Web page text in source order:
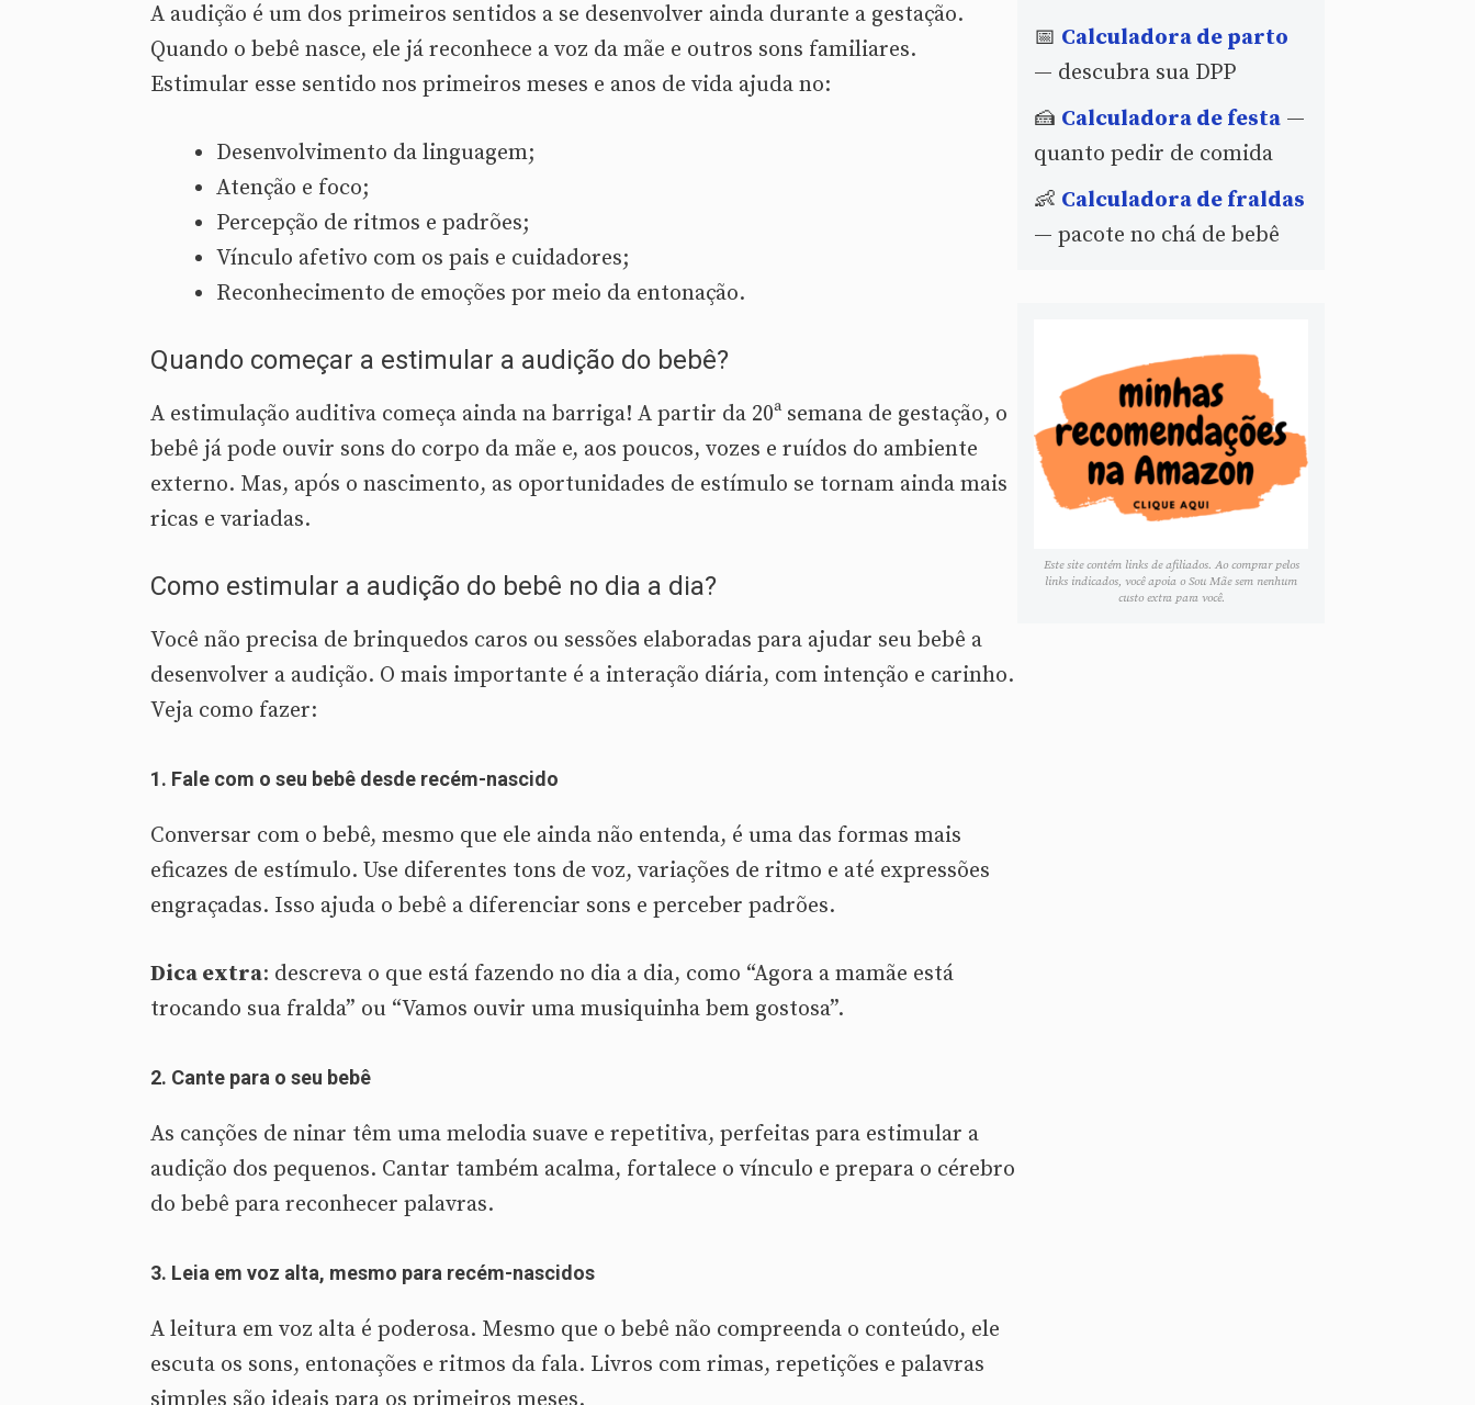
A audição é um dos primeiros sentidos a se desenvolver ainda durante a gestação.
Quando o bebê nasce, ele já reconhece a voz da mãe e outros sons familiares.
Estimular esse sentido nos primeiros meses e anos de vida ajuda no:
Desenvolvimento da linguagem;
Atenção e foco;
Percepção de ritmos e padrões;
Vínculo afetivo com os pais e cuidadores;
Reconhecimento de emoções por meio da entonação.
Quando começar a estimular a audição do bebê?
A estimulação auditiva começa ainda na barriga! A partir da 20ª semana de gestação, o
bebê já pode ouvir sons do corpo da mãe e, aos poucos, vozes e ruídos do ambiente
externo. Mas, após o nascimento, as oportunidades de estímulo se tornam ainda mais
ricas e variadas.
Como estimular a audição do bebê no dia a dia?
Você não precisa de brinquedos caros ou sessões elaboradas para ajudar seu bebê a
desenvolver a audição. O mais importante é a interação diária, com intenção e carinho.
Veja como fazer:
1. Fale com o seu bebê desde recém-nascido
Conversar com o bebê, mesmo que ele ainda não entenda, é uma das formas mais
eficazes de estímulo. Use diferentes tons de voz, variações de ritmo e até expressões
engraçadas. Isso ajuda o bebê a diferenciar sons e perceber padrões.
Dica extra: descreva o que está fazendo no dia a dia, como “Agora a mamãe está
trocando sua fralda” ou “Vamos ouvir uma musiquinha bem gostosa”.
2. Cante para o seu bebê
As canções de ninar têm uma melodia suave e repetitiva, perfeitas para estimular a
audição dos pequenos. Cantar também acalma, fortalece o vínculo e prepara o cérebro
do bebê para reconhecer palavras.
3. Leia em voz alta, mesmo para recém-nascidos
A leitura em voz alta é poderosa. Mesmo que o bebê não compreenda o conteúdo, ele
escuta os sons, entonações e ritmos da fala. Livros com rimas, repetições e palavras
📅 Calculadora de parto
— descubra sua DPP
🍰 Calculadora de festa —
quanto pedir de comida
👶 Calculadora de fraldas
— pacote no chá de bebê
Este site contém links de afiliados. Ao comprar pelos
links indicados, você apoia o Sou Mãe sem nenhum
custo extra para você.